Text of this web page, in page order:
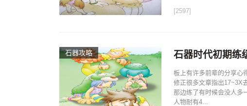
[2597]
石器攻略 石器时代初期练
板上有许多前辈的分享心
修正很多文章指出17~3X
那边练了有时候会没人多
人物耐有4...